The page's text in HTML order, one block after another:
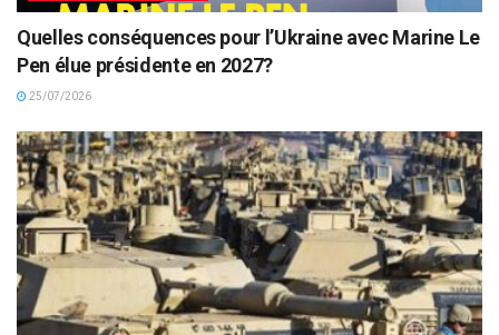
Quelles conséquences pour l’Ukraine avec Marine Le
Pen élue présidente en 2027?
25/07/2026